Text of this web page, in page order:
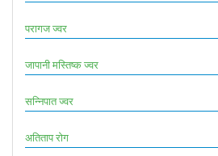
परागज ज्वर
जापानी मस्तिष्क ज्वर
सन्निपात ज्वर
अतिताप रोग